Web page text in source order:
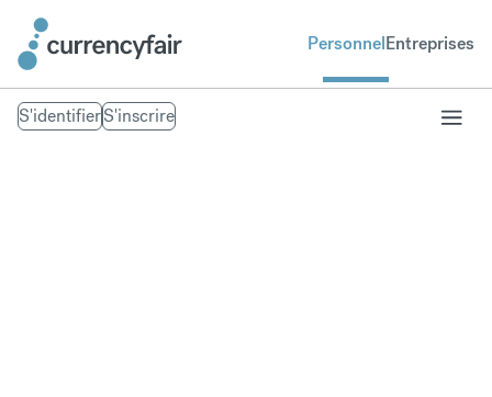
PersonnelEntreprises
S'identifierS'inscrire